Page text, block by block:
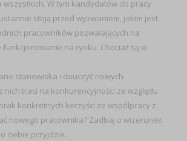
wszystkich. W tym kandydatów do pracy.
stoją przed wyzwaniem, jakim jest
pracowników pozwalających na
na rynku. Chociaż są w
stanowiska i douczyć nowych
nich traci na konkurencyjności ze względu
konkretnych korzyści ze współpracy z
nowego pracownika? Zadbaj o wizerunek
ciebie przyjdzie.